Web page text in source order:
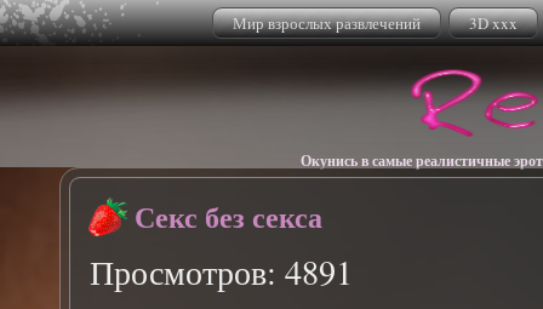
Мир взрослых развлечений 3D xxx
Окунись в самые реалистичные
Секс без секса
Просмотров: 4891